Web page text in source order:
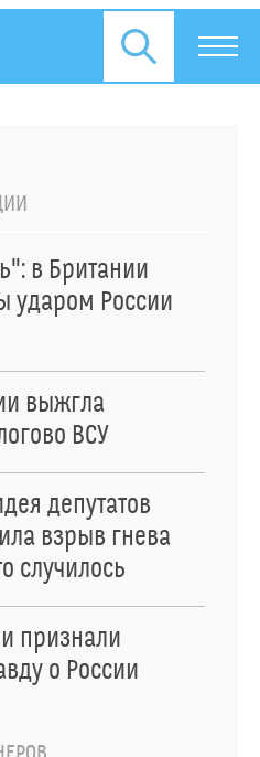
в Британии
ударом России
выжгла
ВСУ
депутатов
взрыв гнева
случилось
признали
о России